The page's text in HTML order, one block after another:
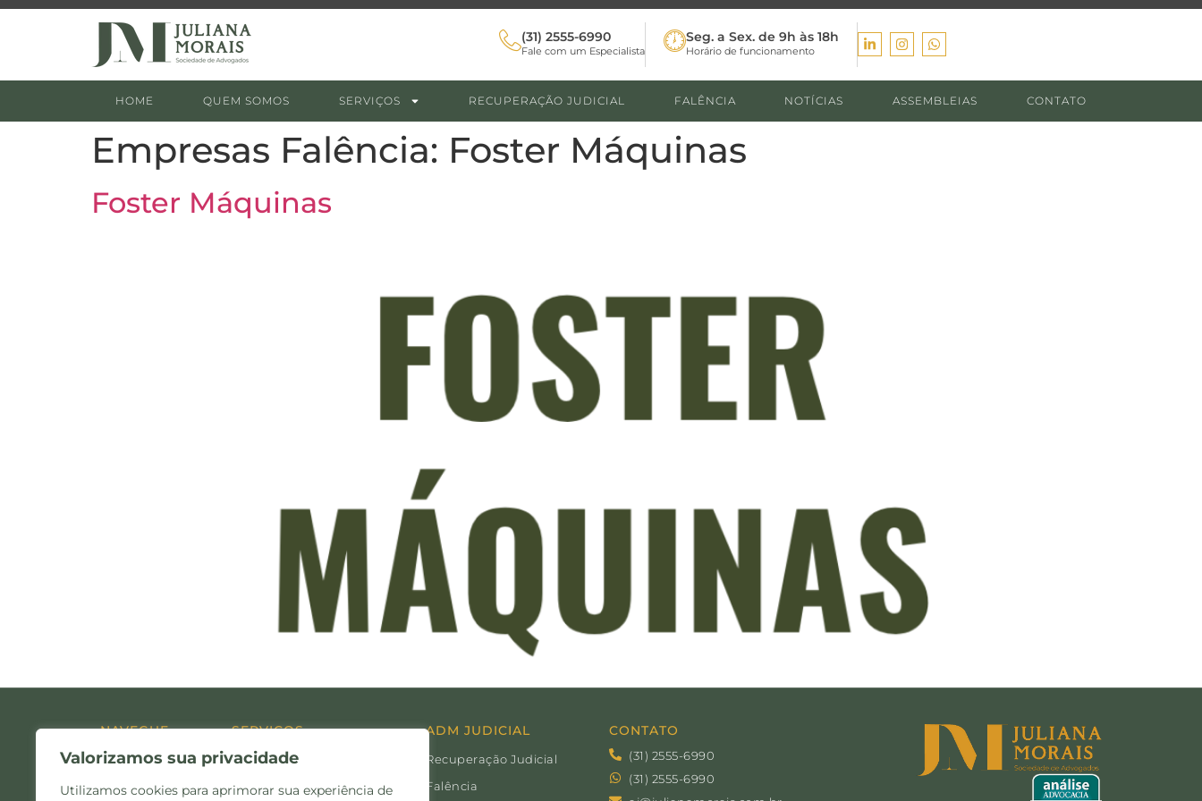
Valorizamos sua privacidade
Utilizamos cookies para aprimorar sua experiência de
(31) 2555-6990
Fale com um Especialista
Seg. a Sex. de 9h às 18h
Horário de funcionamento
HOME QUEM SOMOS SERVIÇOS RECUPERAÇÃO JUDICIAL FALÊNCIA NOTÍCIAS ASSEMBLEIAS CONTATO
Empresas Falência: Foster Máquinas
Foster Máquinas
NAVEGUE
Home
Quem Somos
SERVIÇOS
Administração Judicial
Consultoria
ADM JUDICIAL
Recuperação Judicial
Falência
CONTATO
(31) 2555-6990
(31) 2555-6990